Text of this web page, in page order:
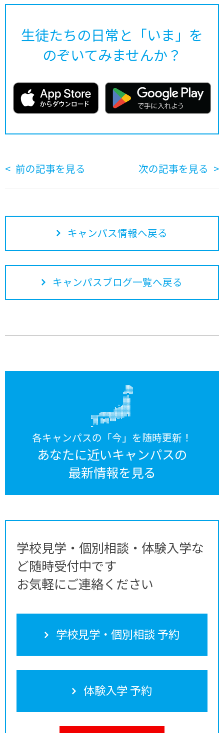
生徒たちの日常と「いま」を
のぞいてみませんか？
前の記事を見る 次の記事を見る
キャンパス情報へ戻る
キャンパスブログ一覧へ戻る
各キャンパスの「今」を随時更新！
あなたに近いキャンパスの
最新情報を見る
学校見学・個別相談・体験入学な
ど随時受付中です
お気軽にご連絡ください
学校見学・個別相談 予約
体験入学 予約